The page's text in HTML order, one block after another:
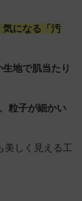
気になる「汚
地で肌当たり
粒子が細かい
美しく見える工